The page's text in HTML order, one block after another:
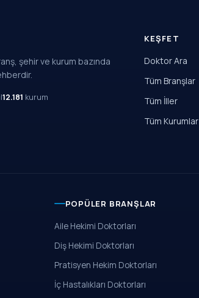
şehir ve kurum bazında
il12.181 kurum
KEŞFET
Doktor Ara
Tüm Branşlar
Tüm İller
Tüm Kurumlar
POPÜLER BRANŞLAR
Aile Hekimi Doktorları
Diş Hekimi Doktorları
Pratisyen Hekim Doktorları
İç Hastalıkları Doktorları